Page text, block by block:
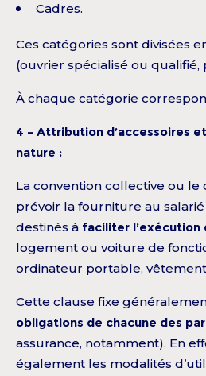
Cadres.
Ces catégories sont divisées
(ouvrier spécialisé ou qualifié,
À chaque catégorie
4 – Attribution d’accessoires
nature :
La convention collective ou
prévoir la fourniture au salarié
destinés à faciliter l’exécution
logement ou voiture de
ordinateur portable,
Cette clause fixe
obligations de chacune des
assurance, notamment). En
également les modalités